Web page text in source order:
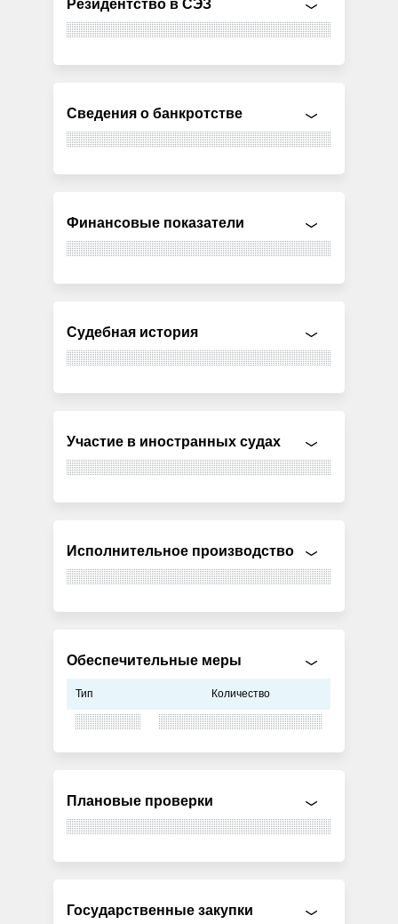
Резидентство в СЭЗ
Сведения о банкротстве
Финансовые показатели
Судебная история
Участие в иностранных судах
Исполнительное производство
Обеспечительные меры
Тип Количество
Плановые проверки
Государственные закупки